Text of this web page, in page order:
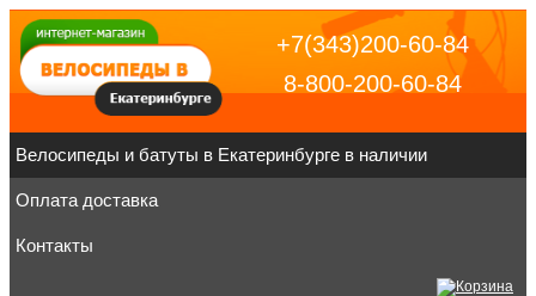
+7(343)200-60-84
8-800-200-60-84
Велосипеды и батуты в Екатеринбурге в наличии
Оплата доставка
Контакты